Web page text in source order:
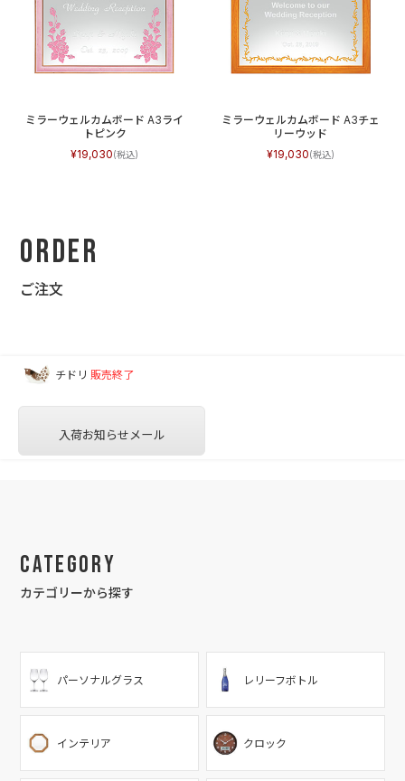
ミラーウェルカムボード A3ライ
トピンク
19,030
ミラーウェルカムボード A3チェ
リーウッド
19,030
Order
ご注文
チドリ 販売終了
入荷お知らせメール
Category
カテゴリーから探す
パーソナルグラス レリーフボトル
インテリア クロック